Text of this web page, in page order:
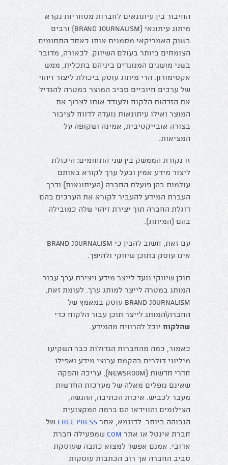
החיבור בין עיתונאים לחברות מסחריות נקרא
מיתוג עיתונאי (Brand Journalism) ורבים
בשוק האמריקאי מסמנים אותו כאחד התחומים
הצומחים ביותר בעולם השיווק. לכאורה, מדובר
בשני מושגים המנוגדים ביניהם בתכלית, ממש
אקסימורון. הרי מיתוג עוסק ביכולת ליצור זיהוי
של ערכים חיוביים סביב המוצר במטרה להגדיל
את הזדהות הלקוח ולעודד אותו לצרוך את
המוצר ואילו עיתונאות נועדה לדווח לציבור
בצורה אובייקטיבית, אמינה ושקופה על
המציאות.
זו נקודת הממשק בין שני התחומים: היכולת
ליצור מידע אמין ובעל ערך לקורא באותם
עולמות בהן פועלת החברה (העיתונאות) ודרך
העברת המידע להעביר לקורא את הערכים בהם
דוגלת החברה תוך יצירת זיהוי שלה כמובילה
בהם (המיתוג).
עם זאת, חשוב להבין כי Brand Journalism
אינו עוסק בתוכן שיווקי ולהיפך.
תוכן שיווקי נועד לייצר מידע ויצירת ערך עבור
המותג במטרה לייצר למותג ערך. לעומת זאת,
Brand Journalism עוסק במאמץ של
החברה\המותג לייצר תוכן עבור הלקוח כדי
שהלקוח יוכל להרוויח מהמידע.
כאמור, כמה מהחברות הגדולות כבר השקיעו
מיליוני דולרים בהקמת ערוצי מידע ואפילו
חדרי חדשות (newsroom), עריכה והפקה
שאינם נופלים מאלה של מערכות החדשות
מעבר לכביש. איכות הכתיבה, ההגשה,
הצילומים והווידאו הם ברמה המקצועית
הגבוהה ביותר. לדוגמא, אתר Free Press של
חברת אינטל או אתר COM שמפעילה חברת
אדובי. אמנם אפשר למצוא כתבה שעוסקת
סביב החברה אך רוב הכתבות עוסקות